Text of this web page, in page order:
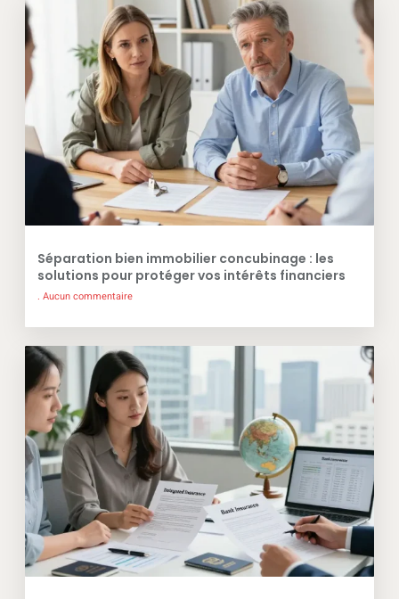
Séparation bien immobilier concubinage : les
solutions pour protéger vos intérêts financiers
Aucun commentaire